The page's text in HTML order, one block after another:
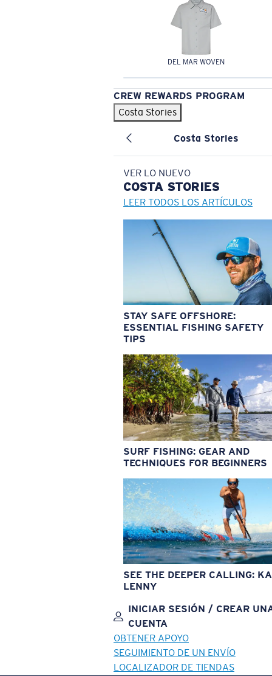
DEL MAR WOVEN
CREW REWARDS PROGRAM
Costa Stories
Costa Stories
VER LO NUEVO
COSTA STORIES
LEER TODOS LOS ARTÍCULOS
STAY SAFE OFFSHORE:
ESSENTIAL FISHING SAFETY
TIPS
SURF FISHING: GEAR AND
TECHNIQUES FOR BEGINNERS
SEE THE DEEPER CALLING:
LENNY
INICIAR SESIÓN / CREAR
CUENTA
OBTENER APOYO
SEGUIMIENTO DE UN ENVÍO
LOCALIZADOR DE TIENDAS